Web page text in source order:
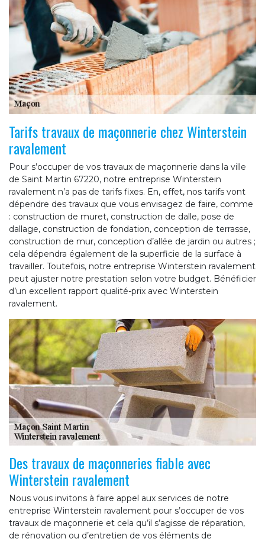
Tarifs travaux de maçonnerie chez Winterstein
ravalement
Pour s’occuper de vos travaux de maçonnerie dans la ville
de Saint Martin 67220, notre entreprise Winterstein
ravalement n’a pas de tarifs fixes. En, effet, nos tarifs vont
dépendre des travaux que vous envisagez de faire, comme
: construction de muret, construction de dalle, pose de
dallage, construction de fondation, conception de terrasse,
construction de mur, conception d’allée de jardin ou autres ;
cela dépendra également de la superficie de la surface à
travailler. Toutefois, notre entreprise Winterstein ravalement
peut ajuster notre prestation selon votre budget. Bénéficier
d’un excellent rapport qualité-prix avec Winterstein
ravalement.
Des travaux de maçonneries fiable avec
Winterstein ravalement
Nous vous invitons à faire appel aux services de notre
entreprise Winterstein ravalement pour s’occuper de vos
travaux de maçonnerie et cela qu’il s’agisse de réparation,
de rénovation ou d’entretien de vos éléments de